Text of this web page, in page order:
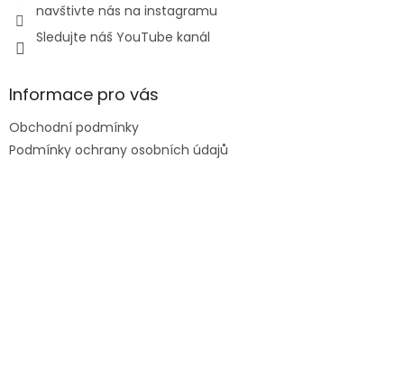
navštivte nás na instagramu
Sledujte náš YouTube kanál
Informace pro vás
Obchodní podmínky
Podmínky ochrany osobních údajů